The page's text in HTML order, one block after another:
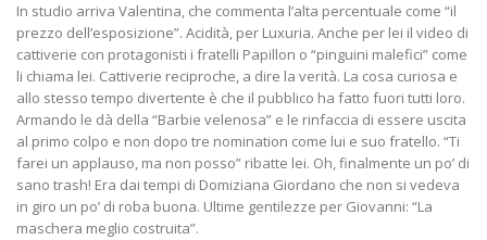
In studio arriva Valentina, che commenta l’alta percentuale come “il
prezzo dell’esposizione”. Acidità, per Luxuria. Anche per lei il video di
cattiverie con protagonisti i fratelli Papillon o “pinguini malefici” come
li chiama lei. Cattiverie reciproche, a dire la verità. La cosa curiosa e
allo stesso tempo divertente è che il pubblico ha fatto fuori tutti loro.
Armando le dà della “Barbie velenosa” e le rinfaccia di essere uscita
al primo colpo e non dopo tre nomination come lui e suo fratello. “Ti
farei un applauso, ma non posso” ribatte lei. Oh, finalmente un po’ di
sano trash! Era dai tempi di Domiziana Giordano che non si vedeva
in giro un po’ di roba buona. Ultime gentilezze per Giovanni: “La
maschera meglio costruita”.